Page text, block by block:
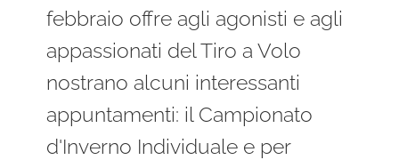
febbraio offre agli agonisti e agli
appassionati del Tiro a Volo
nostrano alcuni interessanti
appuntamenti: il Campionato
d'Inverno Individuale e per